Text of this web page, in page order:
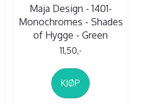
Maja Design - 1401-
Monochromes - Shades
of Hygge - Green
11,50,-
KJØP